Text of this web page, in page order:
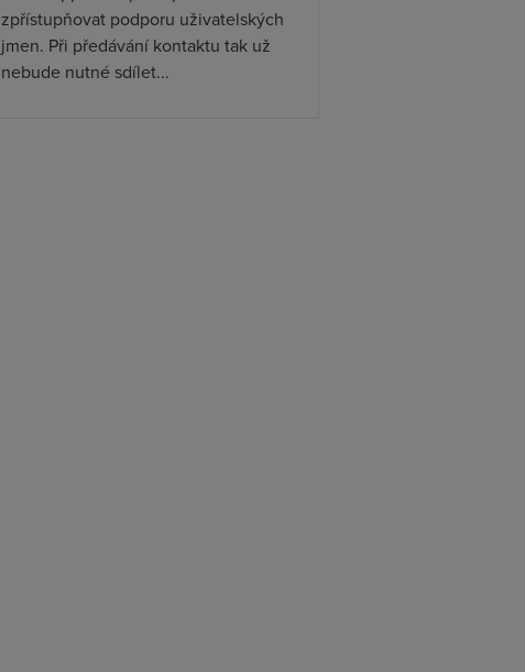
zpřístupňovat podporu uživatelských
jmen. Při předávání kontaktu tak už
nebude nutné sdílet...